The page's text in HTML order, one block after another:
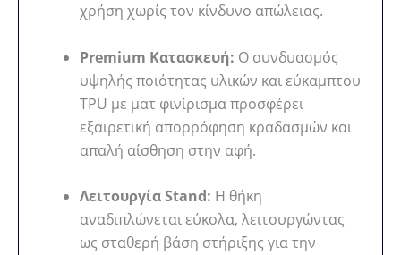
χρήση χωρίς τον κίνδυνο απώλειας.
Premium Κατασκευή: Ο συνδυασμός
υψηλής ποιότητας υλικών και εύκαμπτου
TPU με ματ φινίρισμα προσφέρει
εξαιρετική απορρόφηση κραδασμών και
απαλή αίσθηση στην αφή.
Λειτουργία Stand: Η θήκη
αναδιπλώνεται εύκολα, λειτουργώντας
ως σταθερή βάση στήριξης για την